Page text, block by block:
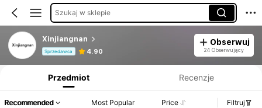
Szukaj w sklepie
Xinjiangnan
Sprzedawca 4.90
Obserwuj
24 Obserwujący
Przedmiot Recenzje
Recommended Most Popular Price Filtruj